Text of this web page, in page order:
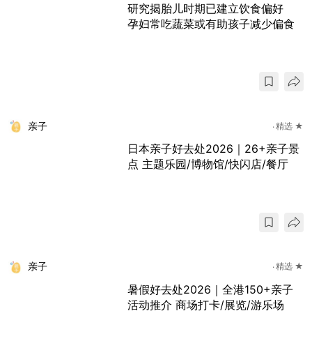
研究揭胎儿时期已建立饮食偏好
孕妇常吃蔬菜或有助孩子减少偏食
亲子 精选 ★
日本亲子好去处2026｜26+亲子景
点 主题乐园/博物馆/快闪店/餐厅
亲子 精选 ★
暑假好去处2026｜全港150+亲子
活动推介 商场打卡/展览/游乐场